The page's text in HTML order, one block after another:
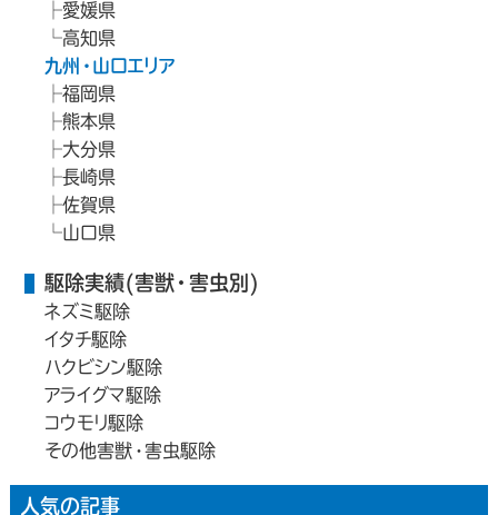
愛媛県
高知県
九州・山口エリア
福岡県
熊本県
大分県
長崎県
佐賀県
山口県
駆除実績(害獣・害虫別)
ネズミ駆除
イタチ駆除
ハクビシン駆除
アライグマ駆除
コウモリ駆除
その他害獣・害虫駆除
人気の記事